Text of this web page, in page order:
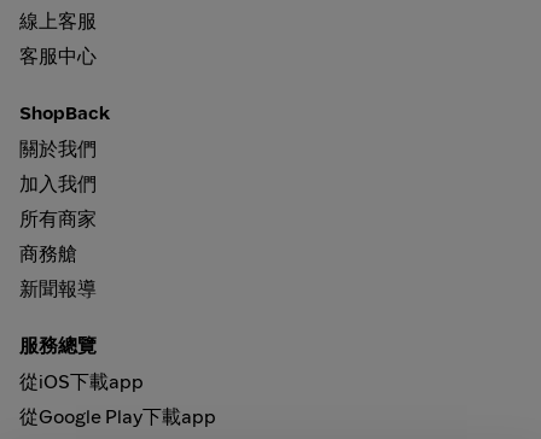
線上客服
客服中心
ShopBack
關於我們
加入我們
所有商家
商務艙
新聞報導
服務總覽
從iOS下載app
從Google Play下載app